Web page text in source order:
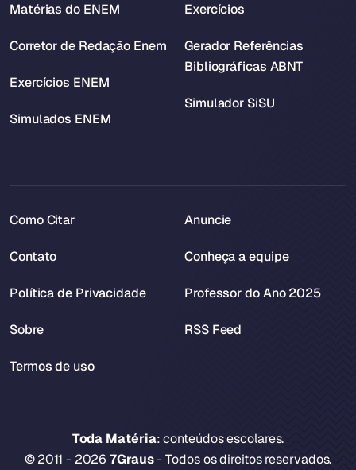
Matérias do ENEM
Corretor de Redação Enem
Exercícios ENEM
Simulados ENEM
Exercícios
Gerador Referências
Bibliográficas ABNT
Simulador SiSU
Toda Matéria: conteúdos escolares.
© 2011 - 20267Graus- Todos os direitos reservados.
Como Citar
Contato
Política de Privacidade
Sobre
Termos de uso
Anuncie
Conheça a equipe
Professor do Ano 2025
RSS Feed